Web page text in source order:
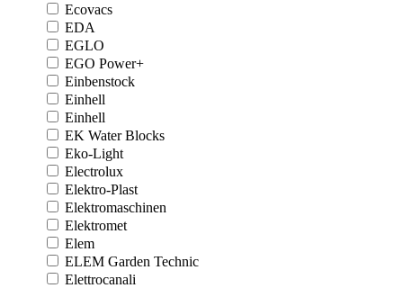
Ecovacs
EDA
EGLO
EGO Power+
Einbenstock
Einhell
Einhell
EK Water Blocks
Eko-Light
Electrolux
Elektro-Plast
Elektromaschinen
Elektromet
Elem
ELEM Garden Technic
Elettrocanali